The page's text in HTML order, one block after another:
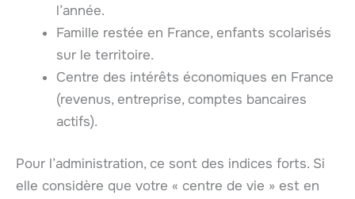
l’année.
Famille restée en France, enfants scolarisés
sur le territoire.
Centre des intérêts économiques en France
(revenus, entreprise, comptes bancaires
actifs).
Pour l’administration, ce sont des indices forts. Si
elle considère que votre « centre de vie » est en